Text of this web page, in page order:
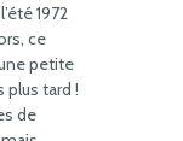
1972
ce
petite
plus tard !
de